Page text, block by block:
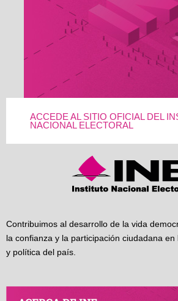
ACCEDE AL SITIO OFICIAL DEL
NACIONAL ELECTORAL
Contribuimos al desarrollo de la vida
la confianza y la participación ciudadana
y política del país.